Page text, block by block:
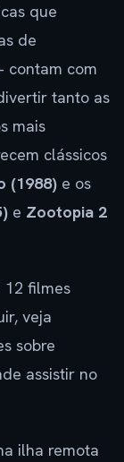
que
de
contam com
tanto as
mais
clássicos
(1988) e os
e Zootopia 2
12 filmes
veja
sobre
assistir no
ilha remota